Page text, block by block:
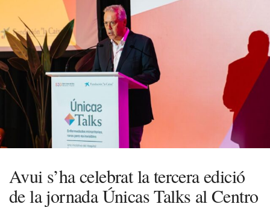
Avui s’ha celebrat la tercera edició
de la jornada Únicas Talks al Centro